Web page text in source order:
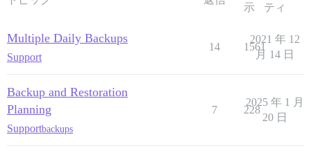
示
ティ
Multiple Daily Backups
Support
14 1561
2021 年 12
月 14 日
Backup and Restoration
Planning
Supportbackups
7 228
2025 年 1 月
20 日